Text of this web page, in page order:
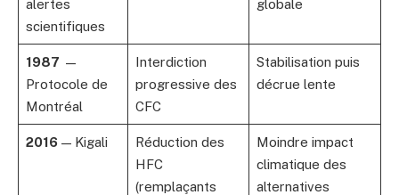
alertes
scientifiques
globale
1987 —
Protocole de
Montréal
Interdiction
progressive des
CFC
Stabilisation puis
décrue lente
2016 — Kigali
Réduction des
HFC
(remplaçants
Moindre impact
climatique des
alternatives